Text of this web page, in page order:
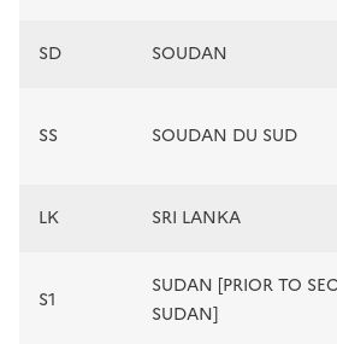
SD SOUDAN
SS SOUDAN DU SUD
LK SRI LANKA
S1
SUDAN [PRIOR TO
SUDAN]